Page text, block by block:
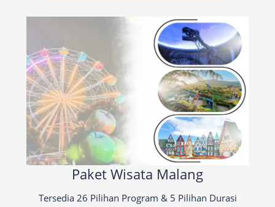
Paket Wisata Malang
Tersedia 26 Pilihan Program & 5 Pilihan Durasi